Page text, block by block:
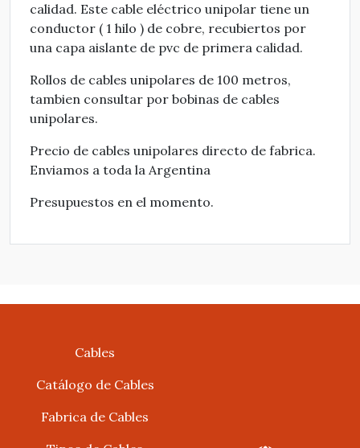
calidad. Este cable eléctrico unipolar tiene un
conductor ( 1 hilo ) de cobre, recubiertos por
una capa aislante de pvc de primera calidad.
Rollos de cables unipolares de 100 metros,
tambien consultar por bobinas de cables
unipolares.
Precio de cables unipolares directo de fabrica.
Enviamos a toda la Argentina
Presupuestos en el momento.
Cables
Catálogo de Cables
Fabrica de Cables